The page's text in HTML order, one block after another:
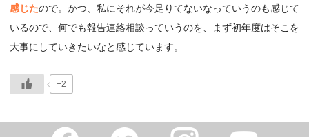
感じたので。かつ、私にそれが今足りてないなっていうのも感じて
いるので、何でも報告連絡相談っていうのを、まず初年度はそこを
大事にしていきたいなと感じています。
+2